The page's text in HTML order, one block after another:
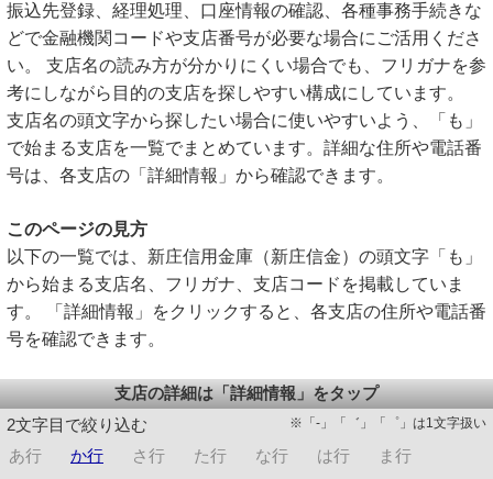
振込先登録、経理処理、口座情報の確認、各種事務手続きな
どで金融機関コードや支店番号が必要な場合にご活用くださ
い。 支店名の読み方が分かりにくい場合でも、フリガナを参
考にしながら目的の支店を探しやすい構成にしています。
支店名の頭文字から探したい場合に使いやすいよう、「も」
で始まる支店を一覧でまとめています。詳細な住所や電話番
号は、各支店の「詳細情報」から確認できます。
このページの見方
以下の一覧では、新庄信用金庫（新庄信金）の頭文字「も」
から始まる支店名、フリガナ、支店コードを掲載していま
す。 「詳細情報」をクリックすると、各支店の住所や電話番
号を確認できます。
支店の詳細は「詳細情報」をタップ
2文字目で絞り込む
※「-」「゛」「゜」は1文字扱い
あ行 か行 さ行 た行 な行 は行
ま行